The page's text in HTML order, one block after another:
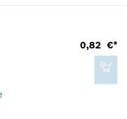
vinculativa do
das compras
0,82 €*